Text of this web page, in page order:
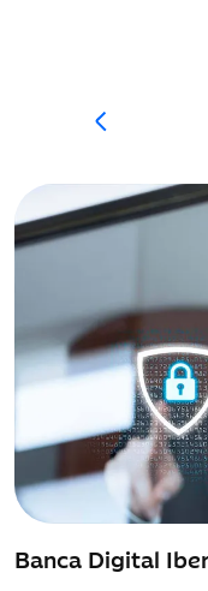
Banca Digital